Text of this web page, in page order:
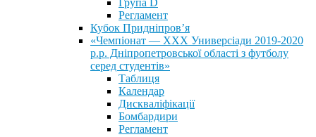
Група D
Регламент
Кубок Придніпров’я
«Чемпіонат — ХХХ Универсіади 2019-2020
р.р. Дніпропетровської області з футболу
серед студентів»
Таблиця
Календар
Дискваліфікації
Бомбардири
Регламент